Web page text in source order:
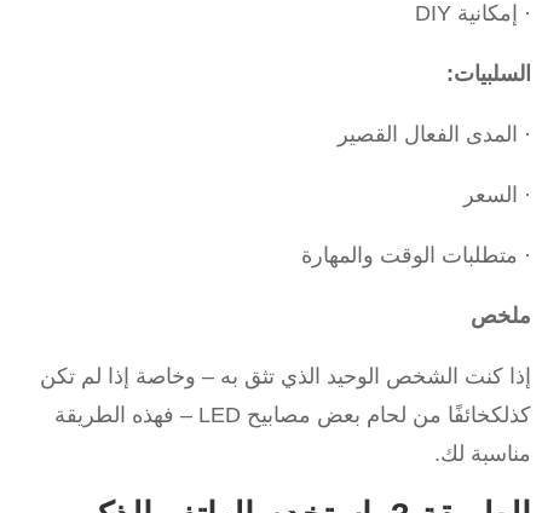
· إمكانية DIY
السلبيات:
· المدى الفعال القصير
· السعر
· متطلبات الوقت والمهارة
ملخص
إذا كنت الشخص الوحيد الذي تثق به – وخاصة إذا لم تكن
كذلكخائفًا من لحام بعض مصابيح LED – فهذه الطريقة
مناسبة لك.